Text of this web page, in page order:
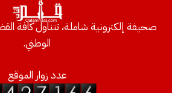
صحيفة إلكترونية شاملة، تتناول كافة
الوطني.
عدد زوار الموقع